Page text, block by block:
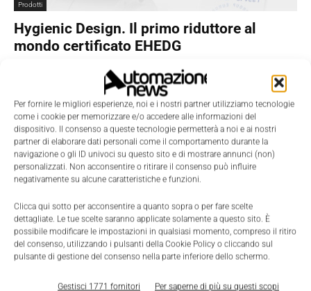
Per fornire le migliori esperienze, noi e i nostri partner utilizziamo tecnologie
come i cookie per memorizzare e/o accedere alle informazioni del
dispositivo. Il consenso a queste tecnologie permetterà a noi e ai nostri
partner di elaborare dati personali come il comportamento durante la
navigazione o gli ID univoci su questo sito e di mostrare annunci (non)
personalizzati. Non acconsentire o ritirare il consenso può influire
negativamente su alcune caratteristiche e funzioni.
Clicca qui sotto per acconsentire a quanto sopra o per fare scelte
dettagliate. Le tue scelte saranno applicate solamente a questo sito. È
possibile modificare le impostazioni in qualsiasi momento, compreso il ritiro
del consenso, utilizzando i pulsanti della Cookie Policy o cliccando sul
pulsante di gestione del consenso nella parte inferiore dello schermo.
Gestisci 1771 fornitori Per saperne di più su questi scopi
Prodotti
Hygienic Design. Il primo riduttore al
mondo certificato EHEDG